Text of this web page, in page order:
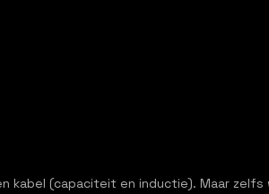
(capaciteit en inductie). Maar